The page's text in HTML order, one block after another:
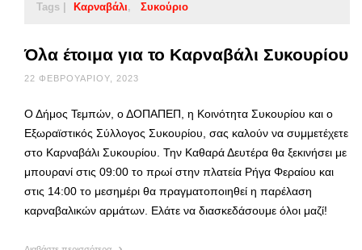
Tags | Καρναβάλι Συκούριο
Όλα έτοιμα για το Καρναβάλι Συκουρίου
22 ΦΕΒΡΟΥΑΡΊΟΥ, 2023
Ο Δήμος Τεμπών, ο ΔΟΠΑΠΕΠ, η Κοινότητα Συκουρίου και ο
Εξωραϊστικός Σύλλογος Συκουρίου, σας καλούν να συμμετέχετε
στο Καρναβάλι Συκουρίου. Την Καθαρά Δευτέρα θα ξεκινήσει με
μπουρανί στις 09:00 το πρωί στην πλατεία Ρήγα Φεραίου και
στις 14:00 το μεσημέρι θα πραγματοποιηθεί η παρέλαση
καρναβαλικών αρμάτων. Ελάτε να διασκεδάσουμε όλοι μαζί!